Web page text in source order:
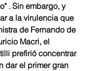
. Sin embargo, y
a la virulencia que
de Fernando de
Macri, el
prefirió concentrar
dar el primer gran